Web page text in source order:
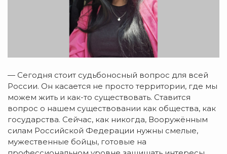
— Сегодня стоит судьбоносный вопрос для всей
России. Он касается не просто территории, где мы
можем жить и как-то существовать. Ставится
вопрос о нашем существовании как общества, как
государства. Сейчас, как никогда, Вооружённым
силам Российской Федерации нужны смелые,
мужественные бойцы, готовые на